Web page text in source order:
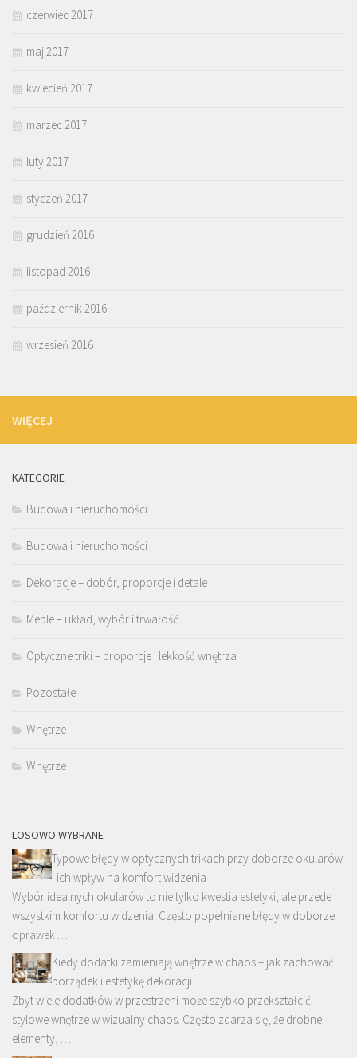
czerwiec 2017
maj 2017
kwiecień 2017
marzec 2017
luty 2017
styczeń 2017
grudzień 2016
listopad 2016
październik 2016
wrzesień 2016
WIĘCEJ
KATEGORIE
Budowa i nieruchomości
Budowa i nieruchomości
Dekoracje – dobór, proporcje i detale
Meble – układ, wybór i trwałość
Optyczne triki – proporcje i lekkość wnętrza
Pozostałe
Wnętrze
Wnętrze
LOSOWO WYBRANE
Typowe błędy w optycznych trikach przy doborze okularów
i ich wpływ na komfort widzenia
Wybór idealnych okularów to nie tylko kwestia estetyki, ale przede
wszystkim komfortu widzenia. Często popełniane błędy w doborze
oprawek …
Kiedy dodatki zamieniają wnętrze w chaos – jak zachować
porządek i estetykę dekoracji
Zbyt wiele dodatków w przestrzeni może szybko przekształcić
stylowe wnętrze w wizualny chaos. Często zdarza się, że drobne
elementy, …